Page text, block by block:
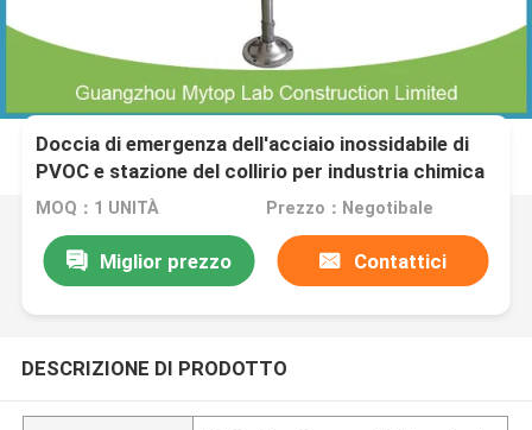
Doccia di emergenza dell'acciaio inossidabile di
PVOC e stazione del collirio per industria chimica
MOQ：1 UNITÀ Prezzo：Negotibale
Miglior prezzo Contattici
DESCRIZIONE DI PRODOTTO